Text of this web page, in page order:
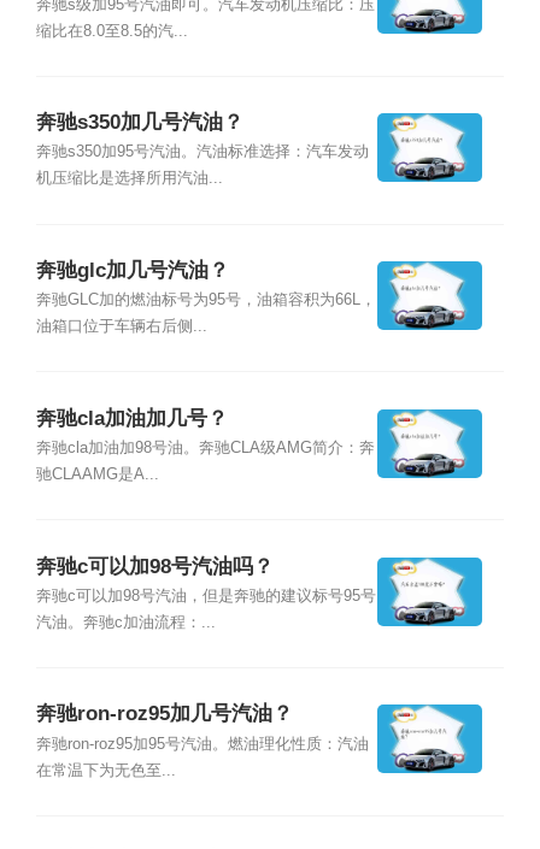
奔驰s级加95号汽油即可。汽车发动机压缩比：压
缩比在8.0至8.5的汽...
奔驰s350加几号汽油？
奔驰s350加95号汽油。汽油标准选择：汽车发动
机压缩比是选择所用汽油...
奔驰glc加几号汽油？
奔驰GLC加的燃油标号为95号，油箱容积为66L，
油箱口位于车辆右后侧...
奔驰cla加油加几号？
奔驰cla加油加98号油。奔驰CLA级AMG简介：奔
驰CLAAMG是A...
奔驰c可以加98号汽油吗？
奔驰c可以加98号汽油，但是奔驰的建议标号95号
汽油。奔驰c加油流程：...
奔驰ron-roz95加几号汽油？
奔驰ron-roz95加95号汽油。燃油理化性质：汽油
在常温下为无色至...